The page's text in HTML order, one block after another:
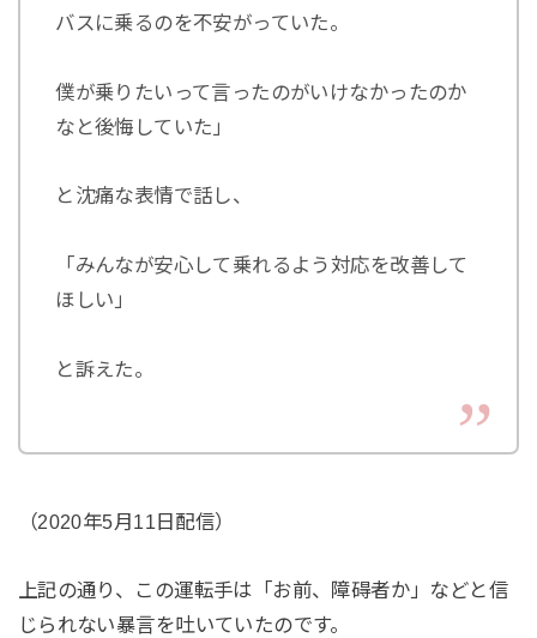
バスに乗るのを不安がっていた。
僕が乗りたいって言ったのがいけなかったのか
なと後悔していた」
と沈痛な表情で話し、
「みんなが安心して乗れるよう対応を改善して
ほしい」
と訴えた。
（2020年5月11日配信）
上記の通り、この運転手は「お前、障碍者か」などと信
じられない暴言を吐いていたのです。